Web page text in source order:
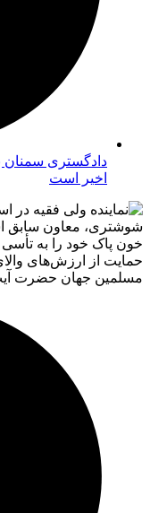
دادگستری سمنان
اخیر است